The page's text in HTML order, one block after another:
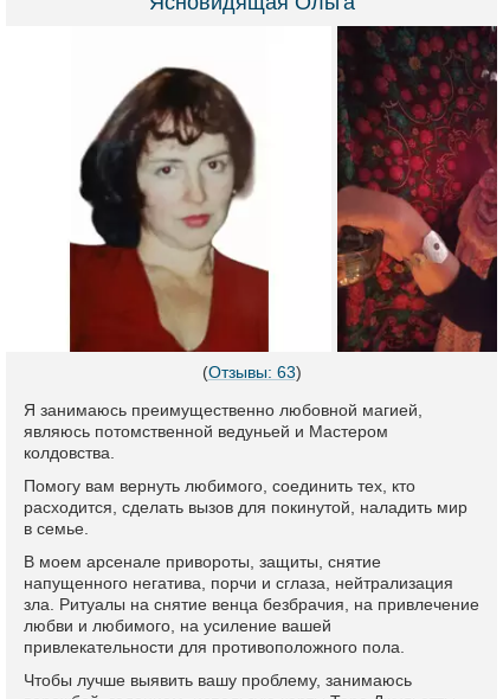
(Отзывы: 63)
Я занимаюсь преимущественно любовной магией,
являюсь потомственной ведуньей и Мастером
колдовства.
Помогу вам вернуть любимого, соединить тех, кто
расходится, сделать вызов для покинутой, наладить мир
в семье.
В моем арсенале привороты, защиты, снятие
напущенного негатива, порчи и сглаза, нейтрализация
зла. Ритуалы на снятие венца безбрачия, на привлечение
любви и любимого, на усиление вашей
привлекательности для противоположного пола.
Чтобы лучше выявить вашу проблему, занимаюсь